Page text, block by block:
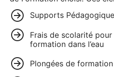
Supports
Frais de scolarité
formation dans l’eau
Plongées de